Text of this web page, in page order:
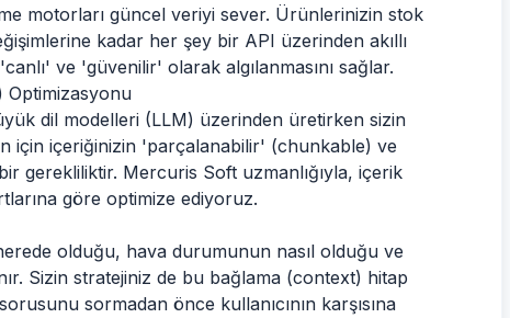
motorları güncel veriyi sever. Ürünlerinizin stok
kadar her şey bir API üzerinden akıllı
ve 'güvenilir' olarak algılanmasını sağlar.
Optimizasyonu
dil modelleri (LLM) üzerinden üretirken sizin
için içeriğinizin 'parçalanabilir' (chunkable) ve
gerekliliktir. Mercuris Soft uzmanlığıyla, içerik
göre optimize ediyoruz.
olduğu, hava durumunun nasıl olduğu ve
Sizin stratejiniz de bu bağlama (context) hitap
sormadan önce kullanıcının karşısına